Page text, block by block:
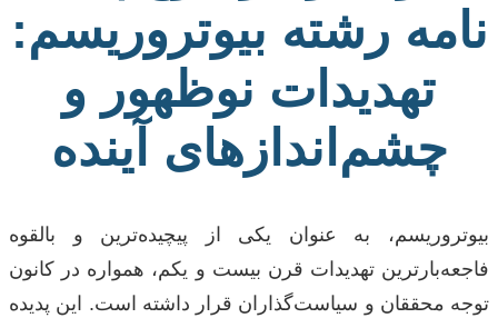
نامه رشته بیوتروریسم:
تهدیدات نوظهور و
چشم‌اندازهای آینده
بیوتروریسم، به عنوان یکی از پیچیده‌ترین و بالقوه
فاجعه‌بارترین تهدیدات قرن بیست و یکم، همواره در کانون
توجه محققان و سیاست‌گذاران قرار داشته است. این پدیده